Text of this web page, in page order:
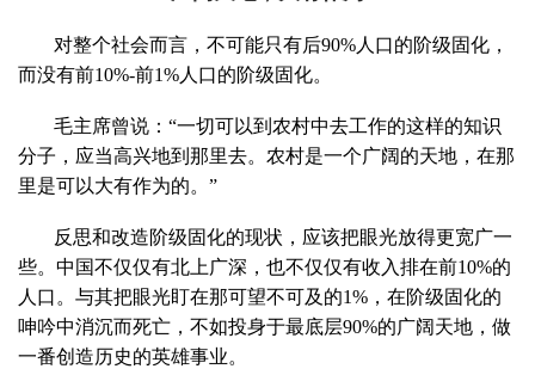
对整个社会而言，不可能只有后90%人口的阶级固化，
而没有前10%-前1%人口的阶级固化。
毛主席曾说：“一切可以到农村中去工作的这样的知识
分子，应当高兴地到那里去。农村是一个广阔的天地，在那
里是可以大有作为的。”
反思和改造阶级固化的现状，应该把眼光放得更宽广一
些。中国不仅仅有北上广深，也不仅仅有收入排在前10%的
人口。与其把眼光盯在那可望不可及的1% ，在阶级固化的
呻吟中消沉而死亡，不如投身于最底层90%的广阔天地，做
一番创造历史的英雄事业。